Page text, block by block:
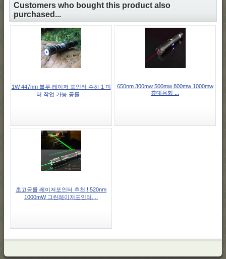
Customers who bought this product also
purchased...
1W 447nm 블루 레이저 포인터 수하 1 미
터 작업 가능 공률 ...
650nm 300mw 500mw 800mw 1000mw
휴대용형 ...
초고공률 레이저포인터 추천 ! 520nm
1000mW 그린레이저포인터,...